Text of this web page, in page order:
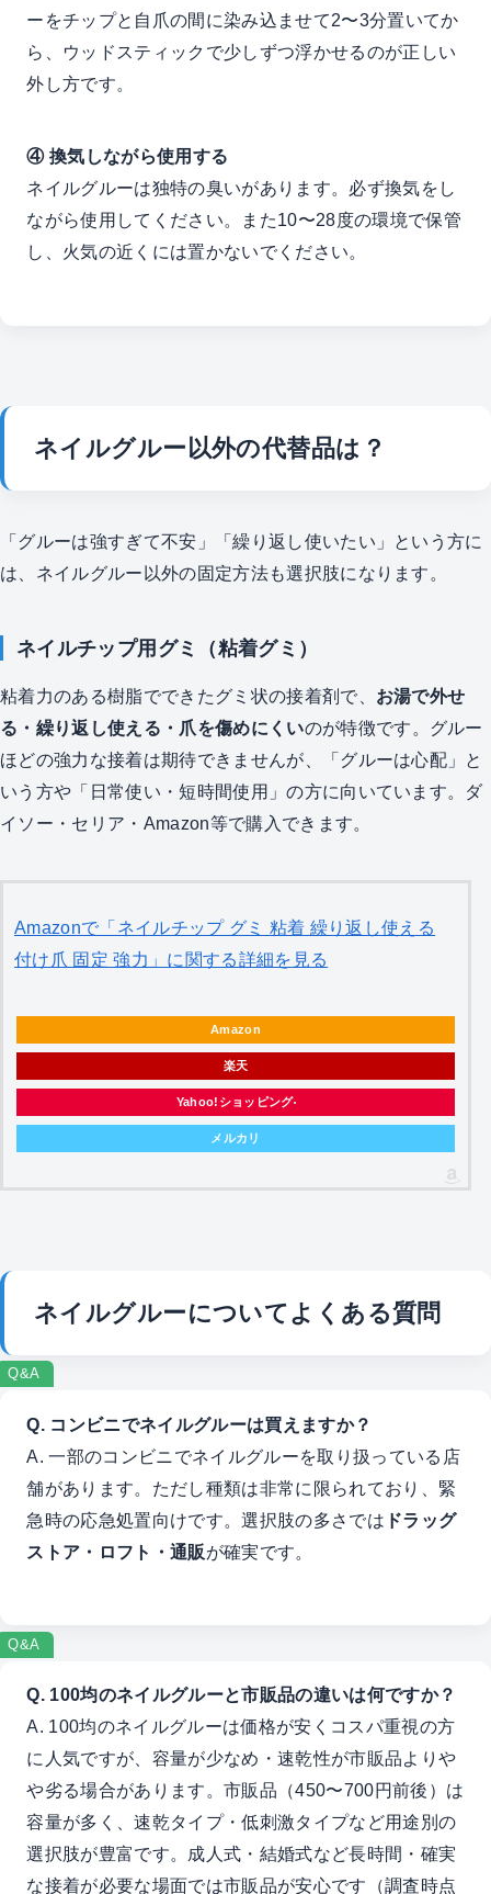
ーをチップと自爪の間に染み込ませて2〜3分置いてか
ら、ウッドスティックで少しずつ浮かせるのが正しい
外し方です。
④ 換気しながら使用する
ネイルグルーは独特の臭いがあります。必ず換気をし
ながら使用してください。また10〜28度の環境で保管
し、火気の近くには置かないでください。
ネイルグルー以外の代替品は？
「グルーは強すぎて不安」「繰り返し使いたい」という方に
は、ネイルグルー以外の固定方法も選択肢になります。
ネイルチップ用グミ（粘着グミ）
粘着力のある樹脂でできたグミ状の接着剤で、 お湯で外せ
る・繰り返し使える・爪を傷めにくいのが特徴です。グルー
ほどの強力な接着は期待できませんが、「グルーは心配」と
いう方や「日常使い・短時間使用」の方に向いています。ダ
イソー・セリア・Amazon等で購入できます。
Amazonで「ネイルチップ グミ 粘着 繰り返し使える
付け爪 固定 強力」に関する詳細を見る
Amazon
楽天
Yahoo!ショッピング
メルカリ
ネイルグルーについてよくある質問
Q&A
Q. コンビニでネイルグルーは買えますか？
A. 一部のコンビニでネイルグルーを取り扱っている店
舗があります。ただし種類は非常に限られており、緊
急時の応急処置向けです。選択肢の多さでは ドラッグ
ストア・ロフト・通販が確実です。
Q&A
Q. 100均のネイルグルーと市販品の違いは何ですか？
A. 100均のネイルグルーは価格が安くコスパ重視の方
に人気ですが、容量が少なめ・速乾性が市販品よりや
や劣る場合があります。市販品（450〜700円前後）は
容量が多く、速乾タイプ・低刺激タイプなど用途別の
選択肢が豊富です。成人式・結婚式など長時間・確実
な接着が必要な場面では市販品が安心です（調査時点